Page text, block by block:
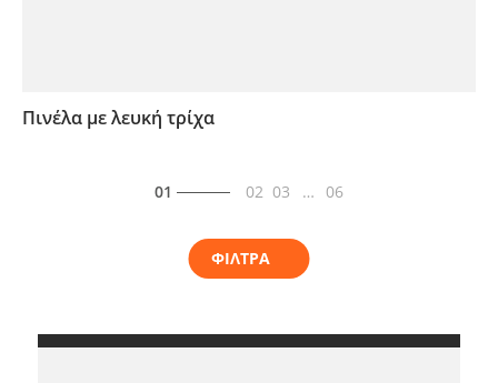
Πινέλα με λευκή τρίχα
01 02 03 … 06
ΦΙΛΤΡΑ